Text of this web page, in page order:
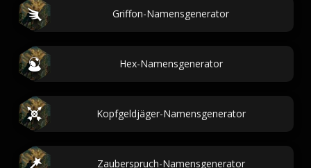
Griffon-Namensgenerator
Hex-Namensgenerator
Kopfgeldjäger-Namensgenerator
Zauberspruch-Namensgenerator